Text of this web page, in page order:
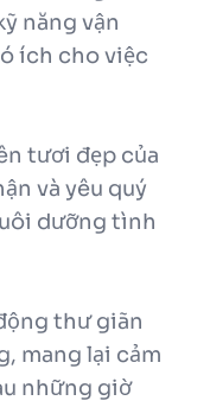
năng vận
ích cho việc
tươi đẹp của
và yêu quý
dưỡng tình
thư giãn
mang lại cảm
những giờ